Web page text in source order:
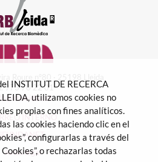
973 70 22 01
INTERNO
iFUNDANET
Aviso legal
INSTITUT DE RECERCA
utilizamos cookies no
propias con fines analíticos.
las cookies haciendo clic en el
configurarlas a través del
o rechazarlas todas